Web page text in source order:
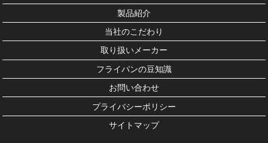
製品紹介
当社のこだわり
取り扱いメーカー
フライパンの豆知識
お問い合わせ
プライバシーポリシー
サイトマップ